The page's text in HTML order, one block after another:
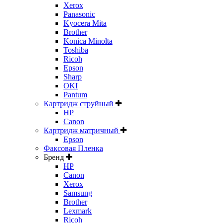
Xerox
Panasonic
Kyocera Mita
Brother
Konica Minolta
Toshiba
Ricoh
Epson
Sharp
OKI
Pantum
Картридж струйный
HP
Canon
Картридж матричный
Epson
Факсовая Пленка
Бренд
HP
Canon
Xerox
Samsung
Brother
Lexmark
Ricoh